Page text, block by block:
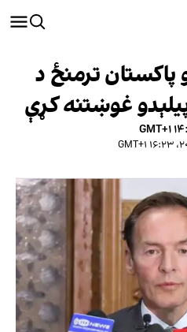
پاکستان ترمنځ د
غوښتنه کړې